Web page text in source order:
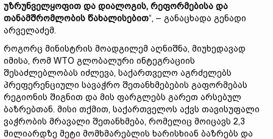
უზრუნველყოფით და დიალოგის, რეფორმებისა და
თანამშრომლობის წახალისებით“, – განაცხადა გენადი
არველაძემ.
როგორც მინისტრის მოადგილემ აღნიშნა, მიუხედავად
იმისა, რომ WTO გლობალური ინტეგრაციის
შესაძლებლობას იძლევა, საქართველო აგრძელებს
პრეფერენციული სავაჭრო შეთანხმებების გაფორმებას
რეგიონის შიგნით და მის ფარგლებს გარეთ არსებულ
ბაზრებთან. მისი თქმით, საქართველოს აქვს თავისუფალი
ვაჭრობის მრავალი შეთანხმება, რომელიც მოიცავს 2,3
მილიარდზე მეტი მომხმარებლის ხარისხიან ბაზრებს და